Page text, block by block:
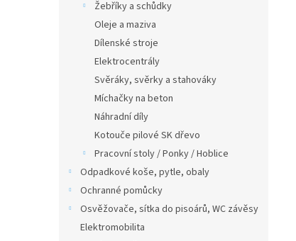
Žebříky a schůdky
Oleje a maziva
Dílenské stroje
Elektrocentrály
Svěráky, svěrky a stahováky
Míchačky na beton
Náhradní díly
Kotouče pilové SK dřevo
Pracovní stoly / Ponky / Hoblice
Odpadkové koše, pytle, obaly
Ochranné pomůcky
Osvěžovače, sítka do pisoárů, WC závěsy
Elektromobilita